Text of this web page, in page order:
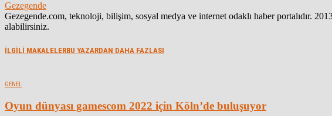
Gezegende
Gezegende.com, teknoloji, bilişim, sosyal medya ve internet odaklı haber portalıdır.
alabilirsiniz.
İLGİLİ MAKALELERBU YAZARDAN DAHA FAZLASI
GENEL
Oyun dünyası gamescom 2022 için Köln’de buluşuyor